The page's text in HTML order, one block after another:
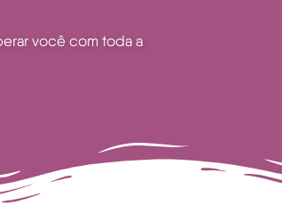
você com toda a